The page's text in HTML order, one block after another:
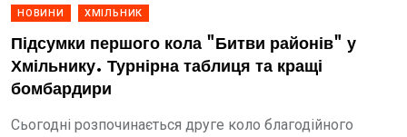
НОВИНИ ХМІЛЬНИК
Підсумки першого кола "Битви районів" у
Хмільнику. Турнірна таблиця та кращі
бомбардири
Сьогодні розпочинається друге коло благодійного